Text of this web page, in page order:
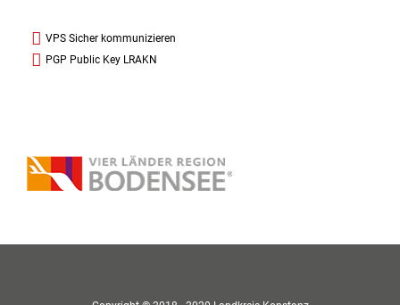
VPS Sicher kommunizieren
PGP Public Key LRAKN